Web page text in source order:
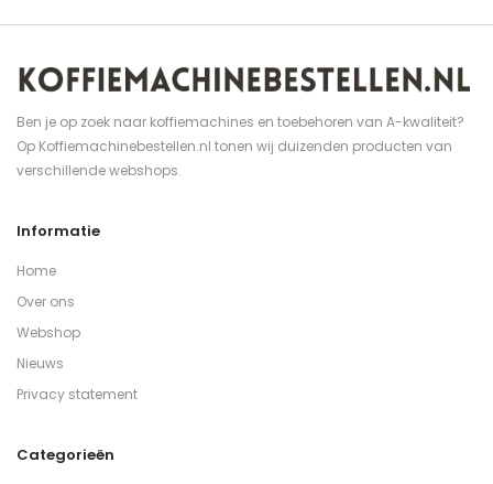
Ben je op zoek naar koffiemachines en toebehoren van A-kwaliteit?
Op Koffiemachinebestellen.nl tonen wij duizenden producten van
verschillende webshops.
Informatie
Home
Over ons
Webshop
Nieuws
Privacy statement
Categorieën